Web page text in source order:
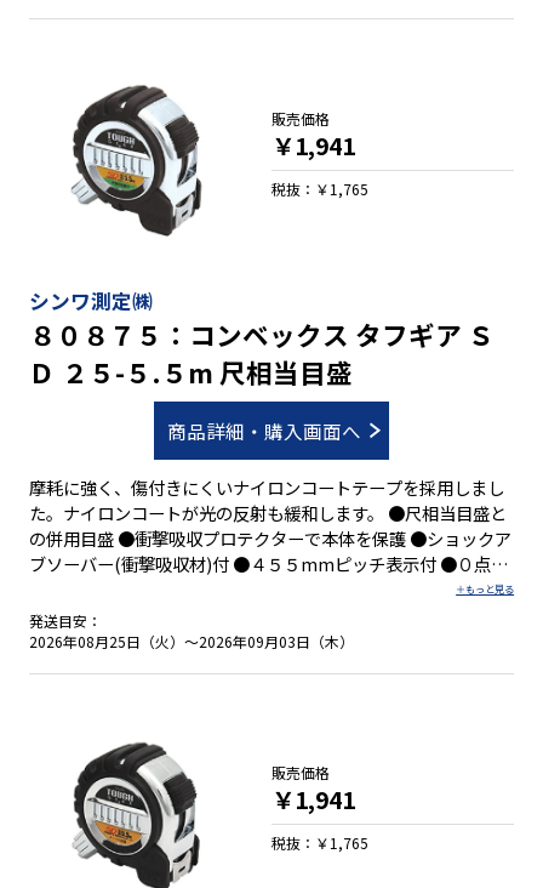
シンワ測定㈱
８０８７５：コンベックス タフギア Ｓ
Ｄ ２５-５.５m 尺相当目盛
商品詳細・購入画面へ
摩耗に強く、傷付きにくいナイロンコートテープを採用しまし
た。ナイロンコートが光の反射も緩和します。 ●尺相当目盛と
の併用目盛 ●衝撃吸収プロテクターで本体を保護 ●ショックア
ブソーバー(衝撃吸収材)付 ●４５５mmピッチ表示付 ●０点補
正移動爪付 ●しっかり握れる優れたグリップ性 ●両面目盛 ●
落下防止コードが取り付け可能 ●ベルトクリップとストラップ
が標準装備
発送目安：
2026年08月25日（火）～2026年09月03日（木）
販売価格
￥1,941
税抜：￥1,765
販売価格
￥1,941
税抜：￥1,765